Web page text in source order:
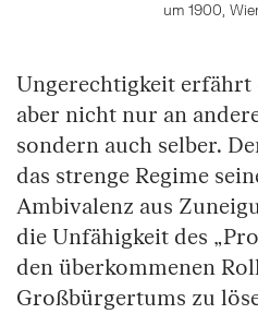
um 1900,
Ungerechtigkeit erfährt
aber nicht nur an
sondern auch selber.
das strenge Regime
Ambivalenz aus
die Unfähigkeit des
den überkommenen
Großbürgertums zu